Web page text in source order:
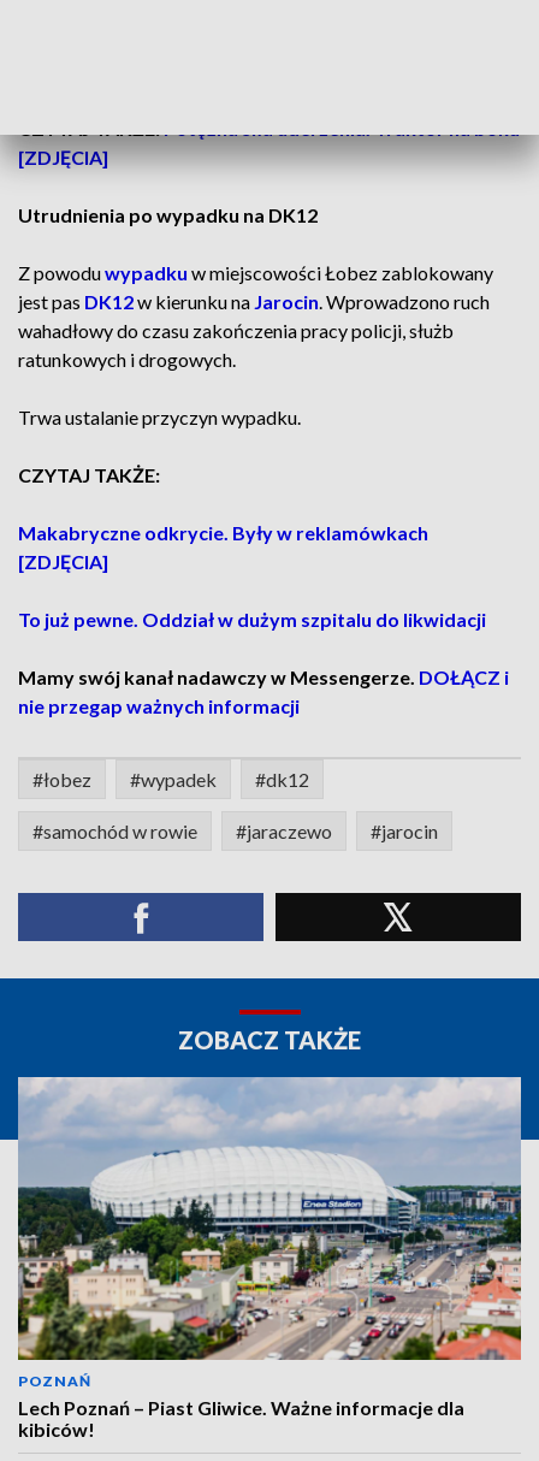
[ZDJĘCIA]
Utrudnienia po wypadku na DK12
Z powoduwypadku w miejscowości Łobez zablokowany
jest pas DK12w kierunku na Jarocin. Wprowadzono ruch
wahadłowy do czasu zakończenia pracy policji, służb
ratunkowych i drogowych.
Trwa ustalanie przyczyn wypadku.
CZYTAJ TAKŻE:
Makabryczne odkrycie. Były w reklamówkach
[ZDJĘCIA]
To już pewne. Oddział w dużym szpitalu do likwidacji
Mamy swój kanał nadawczy w Messengerze. DOŁĄCZ i
nie przegap ważnych informacji
#łobez #wypadek #dk12
#samochód w rowie #jaraczewo #jarocin
ZOBACZ TAKŻE
POZNAŃ
Lech Poznań – Piast Gliwice. Ważne informacje dla
kibiców!